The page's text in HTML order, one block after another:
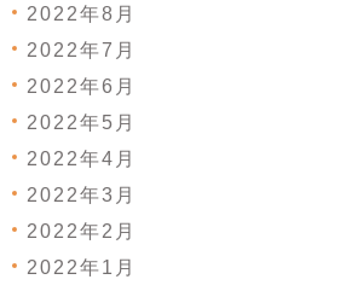
2022年8月
2022年7月
2022年6月
2022年5月
2022年4月
2022年3月
2022年2月
2022年1月